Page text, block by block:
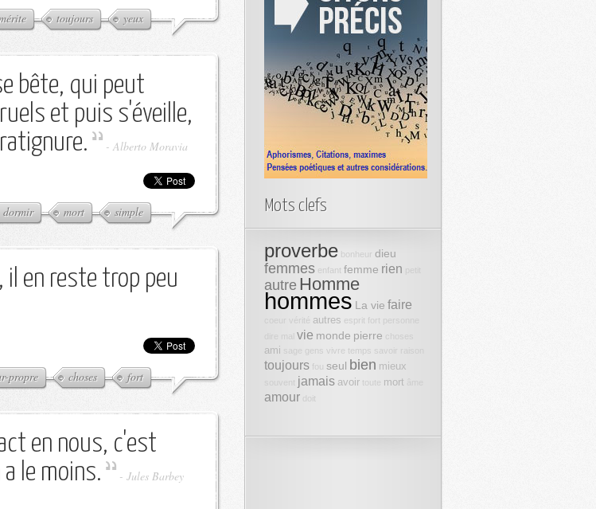
toujours yeux
bête, qui peut
et puis s'éveille,
- Alberto Moravia
dormir mort simple
il en reste trop peu
propre choses fort
en nous, c'est
le moins.
- Jules Barbey
Mots clefs
proverbe bonheur dieu
femmes enfant femme rien
autre Homme
hommes La vie faire
vérité autres esprit fort personne
mal vie monde pierre choses
ami sage gens vivre temps savoir
toujours fou seul bien mieux
souvent jamais avoir toute mort
amour doit